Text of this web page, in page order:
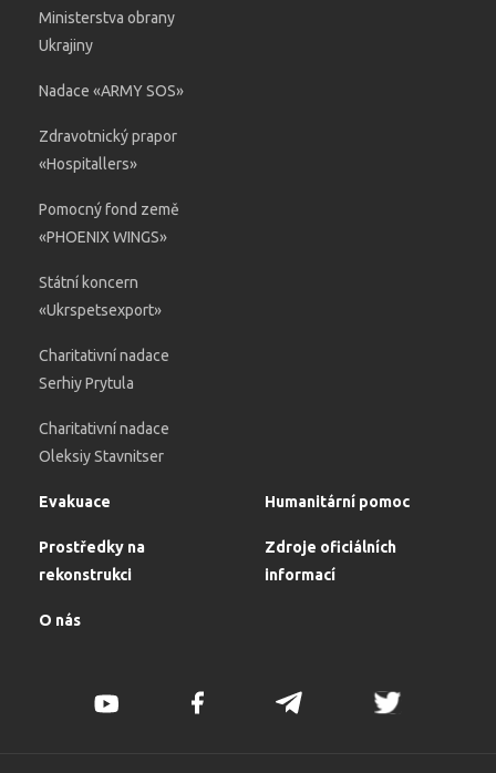
Ministerstva obrany
Ukrajiny
Nadace «ARMY SOS»
Zdravotnický prapor
«Hospitallers»
Pomocný fond země
«PHOENIX WINGS»
Státní koncern
«Ukrspetsexport»
Charitativní nadace
Serhiy Prytula
Charitativní nadace
Oleksiy Stavnitser
Evakuace Humanitární pomoc
Prostředky na
rekonstrukci
Zdroje oficiálních
informací
O nás